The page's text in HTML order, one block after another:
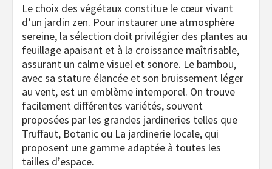
Le choix des végétaux constitue le cœur vivant
d’un jardin zen. Pour instaurer une atmosphère
sereine, la sélection doit privilégier des plantes au
feuillage apaisant et à la croissance maîtrisable,
assurant un calme visuel et sonore. Le bambou,
avec sa stature élancée et son bruissement léger
au vent, est un emblème intemporel. On trouve
facilement différentes variétés, souvent
proposées par les grandes jardineries telles que
Truffaut, Botanic ou La jardinerie locale, qui
proposent une gamme adaptée à toutes les
tailles d’espace.